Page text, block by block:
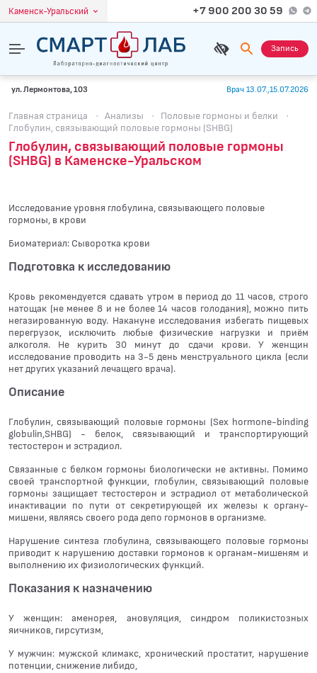
Каменск-Уральский +7 900 200 30 59
Запись
ул. Лермонтова, 103 Врач 13.07.,15.07.2026
Главная страница · Анализы · Половые гормоны и белки
·
Глобулин, связывающий половые гормоны (SHBG)
Глобулин, связывающий половые гормоны
(SHBG) в Каменске-Уральском
Исследование уровня глобулина, связывающего половые
гормоны, в крови
Биоматериал: Сыворотка крови
Подготовка к исследованию
Кровь рекомендуется сдавать утром в период до 11 часов, строго
натощак (не менее 8 и не более 14 часов голодания), можно пить
негазированную воду. Накануне исследования избегать пищевых
перегрузок, исключить любые физические нагрузки и приём
алкоголя. Не курить 30 минут до сдачи крови. У женщин
исследование проводить на 3-5 день менструального цикла (если
нет других указаний лечащего врача).
Описание
Глобулин, связывающий половые гормоны (Sex hormone-binding
globulin,SHBG) - белок, связывающий и транспортирующий
тестостерон и эстрадиол.
Связанные с белком гормоны биологически не активны. Помимо
своей транспортной функции, глобулин, связывающий половые
гормоны защищает тестостерон и эстрадиол от метаболической
инактивации по пути от секретирующей их железы к органу-
мишени, являясь своего рода депо гормонов в организме.
Нарушение синтеза глобулина, связывающего половые гормоны
приводит к нарушению доставки гормонов к органам-мишеням и
выполнению их физиологических функций.
Показания к назначению
У женщин: аменорея, ановуляция, синдром поликистозных
яичников, гирсутизм,
У мужчин: мужской климакс, хронический простатит, нарушение
потенции, снижение либидо,